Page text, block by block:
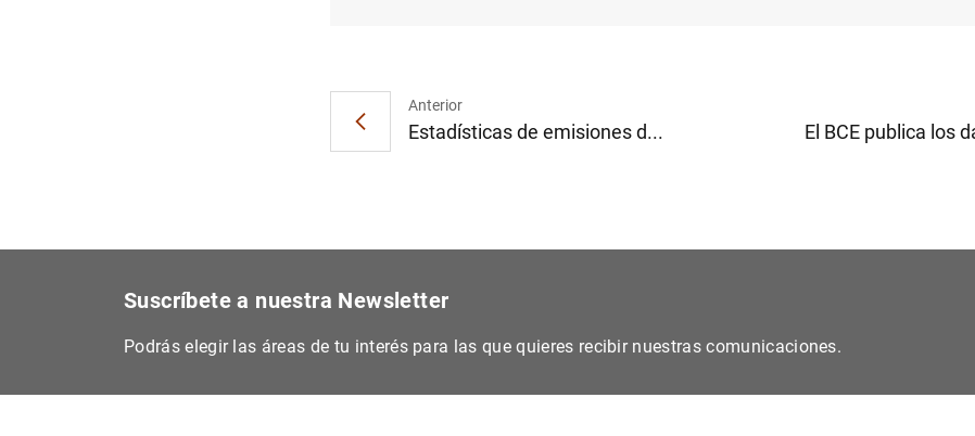
Anterior
Estadísticas de emisiones d... El BCE publica los
Suscríbete a nuestra Newsletter
Podrás elegir las áreas de tu interés para las que quieres recibir nuestras comunicaciones.